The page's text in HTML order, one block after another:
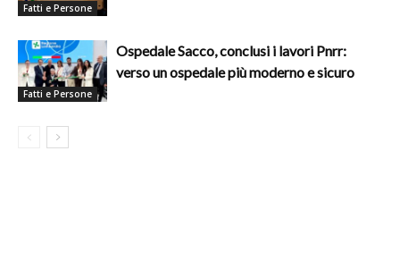
Fatti e Persone
Fatti e Persone
Ospedale Sacco, conclusi i lavori Pnrr:
verso un ospedale più moderno e sicuro